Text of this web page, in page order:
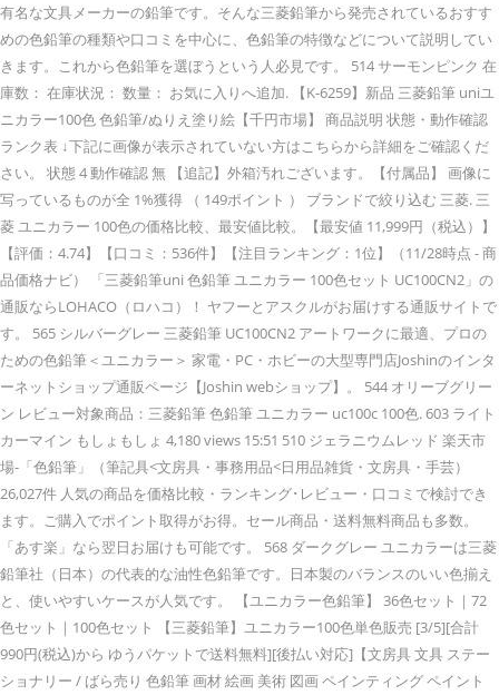
有名な文具メーカーの鉛筆です。そんな三菱鉛筆から発売されているおすす
めの色鉛筆の種類や口コミを中心に、色鉛筆の特徴などについて説明してい
きます。これから色鉛筆を選ぼうという人必見です。 514 サーモンピンク 在
庫数： 在庫状況： 数量： お気に入りへ追加. 【K-6259】新品 三菱鉛筆 uniユ
ニカラー100色 色鉛筆/ぬりえ塗り絵【千円市場】 商品説明 状態・動作確認
ランク表 ↓下記に画像が表示されていない方はこちらから詳細をご確認くだ
さい。 状態 4 動作確認 無 【追記】外箱汚れございます。【付属品】 画像に
写っているものが全 1%獲得 （ 149ポイント ） ブランドで絞り込む 三菱. 三
菱 ユニカラー 100色の価格比較、最安値比較。【最安値 11,999円（税込）】
【評価：4.74】【口コミ：536件】【注目ランキング：1位】（11/28時点 - 商
品価格ナビ） 「三菱鉛筆uni 色鉛筆 ユニカラー 100色セット UC100CN2」の
通販ならLOHACO（ロハコ）！ ヤフーとアスクルがお届けする通販サイトで
す。 565 シルバーグレー 三菱鉛筆 UC100CN2 アートワークに最適、プロの
ための色鉛筆＜ユニカラー＞ 家電・PC・ホビーの大型専門店Joshinのインタ
ーネットショップ通販ページ【Joshin webショップ】。 544 オリーブグリー
ン レビュー対象商品：三菱鉛筆 色鉛筆 ユニカラー uc100c 100色. 603 ライト
カーマイン もしょもしょ 4,180 views 15:51 510 ジェラニウムレッド 楽天市
場-「色鉛筆」（筆記具<文房具・事務用品<日用品雑貨・文房具・手芸）
26,027件 人気の商品を価格比較・ランキング･レビュー・口コミで検討でき
ます。ご購入でポイント取得がお得。セール商品・送料無料商品も多数。
「あす楽」なら翌日お届けも可能です。 568 ダークグレー ユニカラーは三菱
鉛筆社（日本）の代表的な油性色鉛筆です。日本製のバランスのいい色揃え
と、使いやすいケースが人気です。 【ユニカラー色鉛筆】 36色セット｜72
色セット｜100色セット 【三菱鉛筆】ユニカラー100色単色販売 [3/5][合計
990円(税込)から ゆうパケットで送料無料][後払い対応]【文房具 文具 ステー
ショナリー / ばら売り 色鉛筆 画材 絵画 美術 図画 ペインティング ペイント